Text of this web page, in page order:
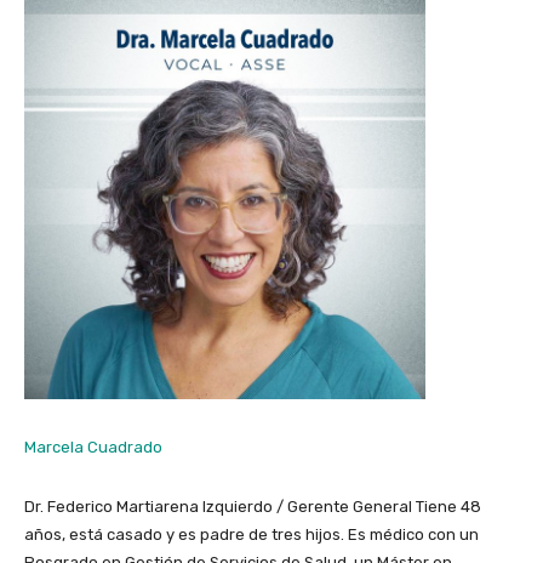
Marcela Cuadrado
Dr. Federico Martiarena Izquierdo / Gerente General Tiene 48
años, está casado y es padre de tres hijos. Es médico con un